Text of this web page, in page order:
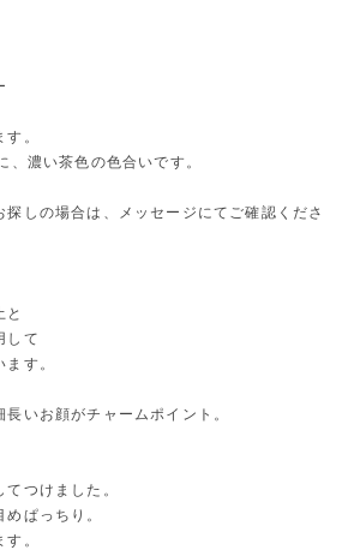
。
、濃い茶色の色合いです。
しの場合は、メッセージにてご確認くださ
と
して
す。
いお顔がチャームポイント。
つけました。
ぱっちり。
。